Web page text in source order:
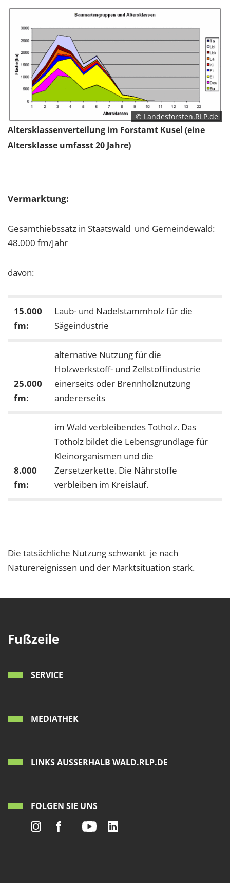
© Landesforsten.RLP.de
Altersklassenverteilung im Forstamt Kusel (eine
Altersklasse umfasst 20 Jahre)
Vermarktung:
Gesamthiebssatz in Staatswald und Gemeindewald:
48.000 fm/Jahr
davon:
15.000
fm:
Laub- und Nadelstammholz für die
Sägeindustrie
25.000
fm:
alternative Nutzung für die
Holzwerkstoff- und Zellstoffindustrie
einerseits oder Brennholznutzung
andererseits
8.000
fm:
im Wald verbleibendes Totholz. Das
Totholz bildet die Lebensgrundlage für
Kleinorganismen und die
Zersetzerkette. Die Nährstoffe
verbleiben im Kreislauf.
Die tatsächliche Nutzung schwankt je nach
Naturereignissen und der Marktsituation stark.
Fußzeile
SERVICE
MEDIATHEK
LINKS AUSSERHALB WALD.RLP.DE
FOLGEN SIE UNS
EXTERNE MEDIEN
Um Inhalte von Videoplattformen und Social Media
diesen externen Medien Cookies gesetzt.
YouTube
Vimeo